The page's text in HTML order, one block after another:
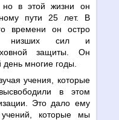
но в этой жизни он
пути 25 лет. В
времени он остро
низших сил и
защиты. Он
многие годы.
учения, которые
в этом
Это дало ему
которые мы